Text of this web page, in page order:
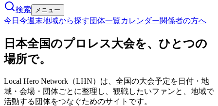
検索
メニュー
今日 今週末地域から探す団体一覧カレンダー関係者の方へ
日本全国のプロレス大会を、ひとつの
場所で。
Local Hero Network（LHN）は、全国の大会予定を日付・地
域・会場・団体ごとに整理し、観戦したいファンと、地域で
活動する団体をつなぐためのサイトです。